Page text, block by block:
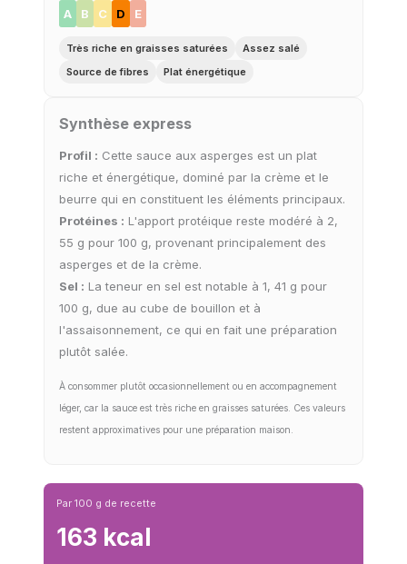
A B C D E
Très riche en graisses saturées
Assez salé
Source de fibres
Plat énergétique
Synthèse express
Profil : Cette sauce aux asperges est un plat
riche et énergétique, dominé par la crème et le
beurre qui en constituent les éléments principaux.
Protéines : L'apport protéique reste modéré à 2,
55 g pour 100 g, provenant principalement des
asperges et de la crème.
Sel : La teneur en sel est notable à 1, 41 g pour
100 g, due au cube de bouillon et à
l'assaisonnement, ce qui en fait une préparation
plutôt salée.
À consommer plutôt occasionnellement ou en accompagnement
léger, car la sauce est très riche en graisses saturées. Ces valeurs
restent approximatives pour une préparation maison.
Par 100 g de recette
163 kcal